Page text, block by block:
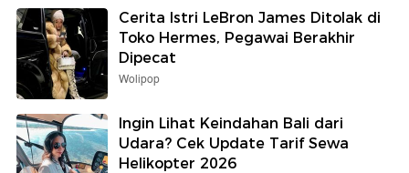
Cerita Istri LeBron James Ditolak di
Toko Hermes, Pegawai Berakhir
Dipecat
Wolipop
Ingin Lihat Keindahan Bali dari
Udara? Cek Update Tarif Sewa
Helikopter 2026